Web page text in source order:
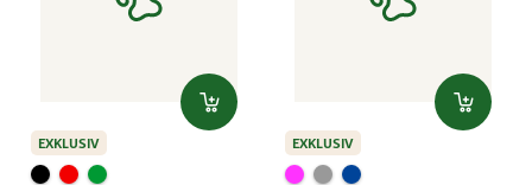
EXKLUSIV EXKLUSIV